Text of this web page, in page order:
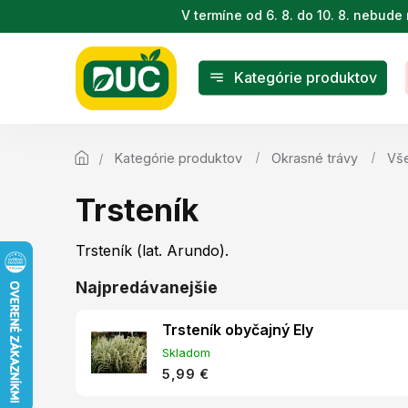
na
V termíne od 6. 8. do 10. 8.
Kategórie produktov
Kategórie produktov Okrasné trávy
Trsteník
Trsteník (lat. Arundo).
Najpredávanejšie
Trsteník obyčajný Ely
Skladom
5,99 €